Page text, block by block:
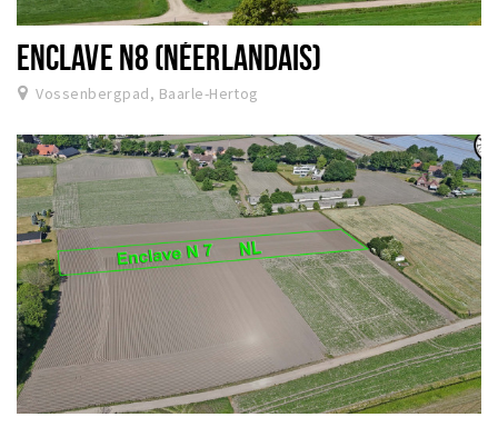
Dormir
Récréation
Parking
Éxpercience
Enclaves
Musée et théâtre
Activité
Piste cyclable
Marche et randonnées
ENCLAVE N8 (NÉERLANDAIS)
Vossenbergpad, Baarle-Hertog